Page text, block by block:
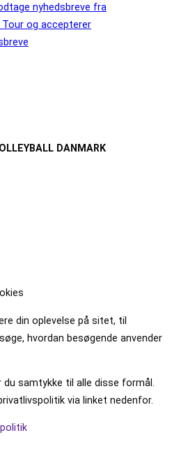
nyhedsbreve fra
Tour og accepterer
DANMARK
din oplevelse på sitet, til
hvordan besøgende anvender
samtykke til alle disse formål.
via linket nedenfor.